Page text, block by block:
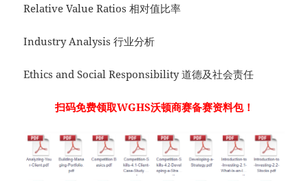
Relative Value Ratios 相对值比率
Industry Analysis 行业分析
Ethics and Social Responsibility 道德及社会责任
扫码免费领取WGHS沃顿商赛备赛资料包！